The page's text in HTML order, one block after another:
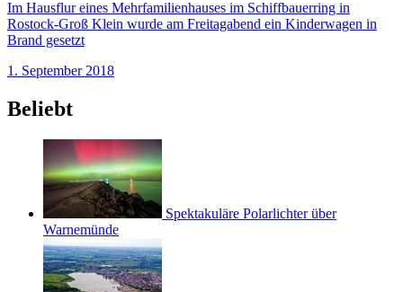
Im Hausflur eines Mehrfamilienhauses im Schiffbauerring in
Rostock-Groß Klein wurde am Freitagabend ein Kinderwagen in
Brand gesetzt
1. September 2018
Beliebt
Spektakuläre Polarlichter über
Warnemünde